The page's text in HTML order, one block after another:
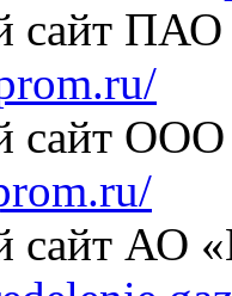
сайт ПАО
ООО
АО